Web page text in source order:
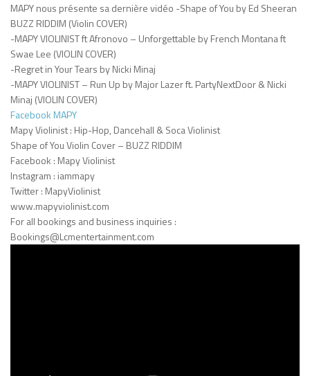
MAPY nous présente sa dernière vidéo -Shape of You by Ed Sheeran
BUZZ RIDDIM (Violin COVER)
-MAPY VIOLINIST ft Afronovo – Unforgettable by French Montana ft
Swae Lee (VIOLIN COVER)
-Regret in Your Tears by Nicki Minaj
-MAPY VIOLINIST – Run Up by Major Lazer ft. PartyNextDoor & Nicki
Minaj (VIOLIN COVER)
Facebook MAPY
Mapy Violinist : Hip-Hop, Dancehall & Soca Violinist
Shape of You Violin Cover – BUZZ RIDDIM
Facebook : Mapy Violinist
Instagram : iammapy
Twitter : MapyViolinist
www.mapyviolinist.com
For all bookings and business inquiries :
Bookings@Lcmentertainment.com